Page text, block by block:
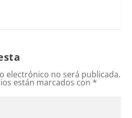
electrónico no será publicada.
están marcados con *